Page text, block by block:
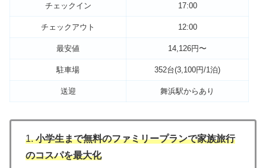
チェックイン 17:00
チェックアウト 12:00
最安値 14,126円〜
駐車場 352台(3,100円/1泊)
送迎 舞浜駅からあり
1.小学生まで無料のファミリープランで家族旅行
のコスパを最大化